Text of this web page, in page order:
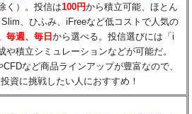
く）。投信は100円から積立可能、ほとん
、ひふみ、iFreeなど低コストで人気の
毎週、毎日から選べる。投信選びには「i
や積立シミュレーションなどが可能だ。
など商品ラインアップが豊富なので、
資に挑戦したい人におすすめ！